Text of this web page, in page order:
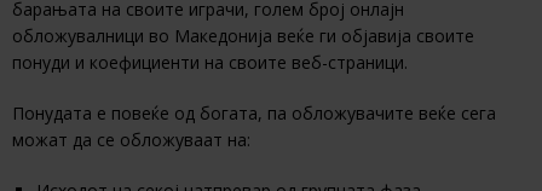
барањата на своите играчи, голем број онлајн
обложувалници во Македонија веќе ги објавија своите
понуди и коефициенти на своите веб-страници.
Понудата е повеќе од богата, па обложувачите веќе сега
можат да се обложуваат на: